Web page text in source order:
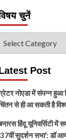
चुनें
Post
नोएडा में संपन्न हुआ
से ही आ सकती है
हिंदू यूनिवर्सिटी में
सुदर्शन सभा’: डॉ